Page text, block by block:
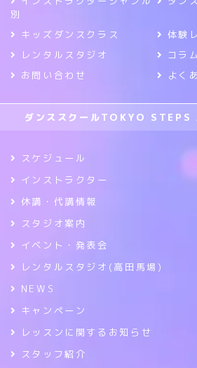
別
キッズダンスクラス
体験
レンタルスタジオ
コラム
お問い合わせ
よく
ダンススクールTOKYO STEPS
スケジュール
インストラクター
休講・代講情報
スタジオ案内
イベント・発表会
レンタルスタジオ(高田馬場)
NEWS
キャンペーン
レッスンに関するお知らせ
スタッフ紹介